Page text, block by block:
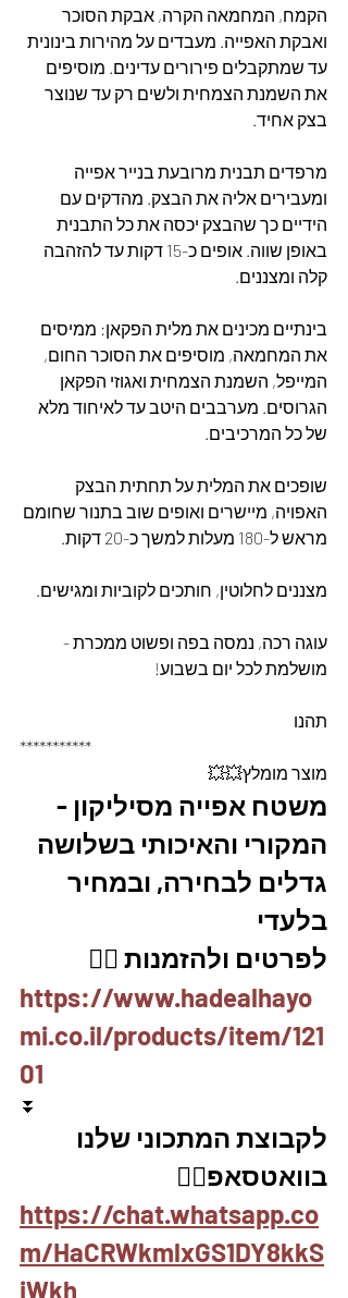
הקמח, המחמאה הקרה, אבקת הסוכר
ואבקת האפייה. מעבדים על מהירות בינונית
עד שמתקבלים פירורים עדינים. מוסיפים
את השמנת הצמחית ולשים רק עד שנוצר
בצק אחיד.
מרפדים תבנית מרובעת בנייר אפייה
ומעבירים אליה את הבצק. מהדקים עם
הידיים כך שהבצק יכסה את כל התבנית
באופן שווה. אופים כ-15 דקות עד להזהבה
קלה ומצננים.
בינתיים מכינים את מלית הפקאן: ממיסים
את המחמאה, מוסיפים את הסוכר החום,
המייפל, השמנת הצמחית ואגוזי הפקאן
הגרוסים. מערבבים היטב עד לאיחוד מלא
של כל המרכיבים.
שופכים את המלית על תחתית הבצק
האפויה, מיישרים ואופים שוב בתנור שחומם
מראש ל-180 מעלות למשך כ-20 דקות.
מצננים לחלוטין, חותכים לקוביות ומגישים.
עוגה רכה, נמסה בפה ופשוט ממכרת -
מושלמת לכל יום בשבוע!
תהנו
***********
מוצר מומלץ💥💥
משטח אפייה מסיליקון -
המקורי והאיכותי בשלושה
גדלים לבחירה, ובמחיר
בלעדי
לפרטים ולהזמנות 👇🏼
https://www.hadealhayo
mi.co.il/products/item/121
01
⏬
לקבוצת המתכוני שלנו
בוואטסאפ👇🏽
https://chat.whatsapp.co
m/HaCRWkmlxGS1DY8kkS
jWkh